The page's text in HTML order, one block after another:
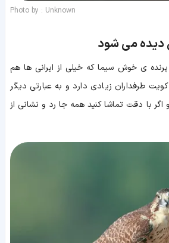
Photo by : Unknown
دیده می شود
ی خوش سیما که خیلی از ایرانی ها هم
طرفداران زیادی دارد و به عبارتی دیگر
با دقت تماشا کنید همه جا رد و نشانی از